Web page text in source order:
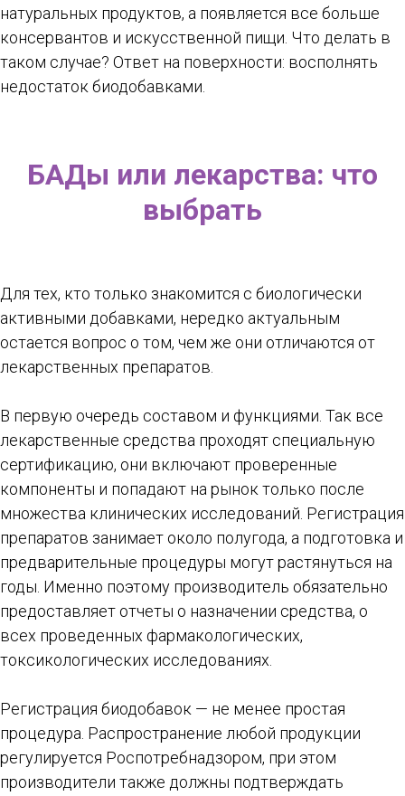
натуральных продуктов, а появляется все больше
консервантов и искусственной пищи. Что делать в
таком случае? Ответ на поверхности: восполнять
недостаток биодобавками.
БАДы или лекарства: что
выбрать
Для тех, кто только знакомится с биологически
активными добавками, нередко актуальным
остается вопрос о том, чем же они отличаются от
лекарственных препаратов.
В первую очередь составом и функциями. Так все
лекарственные средства проходят специальную
сертификацию, они включают проверенные
компоненты и попадают на рынок только после
множества клинических исследований. Регистрация
препаратов занимает около полугода, а подготовка и
предварительные процедуры могут растянуться на
годы. Именно поэтому производитель обязательно
предоставляет отчеты о назначении средства, о
всех проведенных фармакологических,
токсикологических исследованиях.
Регистрация биодобавок — не менее простая
процедура. Распространение любой продукции
регулируется Роспотребнадзором, при этом
производители также должны подтверждать